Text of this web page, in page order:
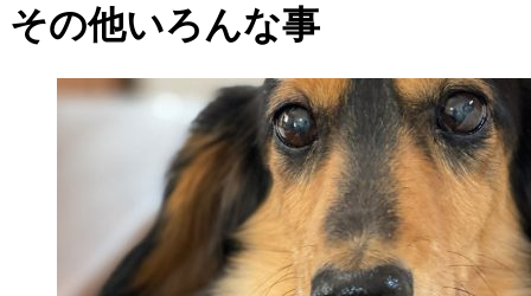
その他いろんな事